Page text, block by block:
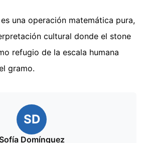
una operación matemática pura,
cultural donde el stone
refugio de la escala humana
gramo.
SD
Domínguez